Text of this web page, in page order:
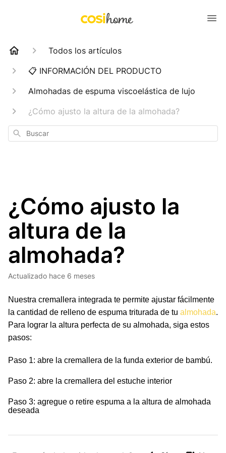
Todos los artículos
📋 INFORMACIÓN DEL PRODUCTO
Almohadas de espuma viscoelástica de lujo
¿Cómo ajusto la altura de la almohada?
Buscar
¿Cómo ajusto la
altura de la
almohada?
Actualizado hace 6 meses
Nuestra cremallera integrada te permite ajustar fácilmente
la cantidad de relleno de espuma triturada de tu almohada.
Para lograr la altura perfecta de su almohada, siga estos
pasos:
Paso 1: abre la cremallera de la funda exterior de bambú.
Paso 2: abre la cremallera del estuche interior
Paso 3: agregue o retire espuma a la altura de almohada
deseada